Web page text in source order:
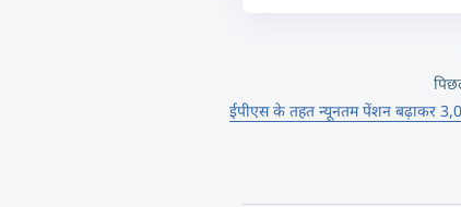
ईपीएस के तहत न्यूनतम पेंशन बढ़ाकर